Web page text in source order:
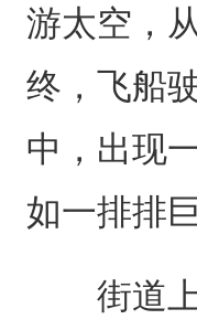
游太空，
终，飞船
中，出现
如一排排
街道上